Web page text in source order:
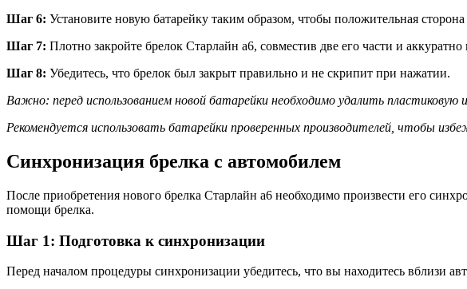
Шаг 6: Установите новую батарейку таким образом, чтобы положительная
Шаг 7: Плотно закройте брелок Старлайн а6, совместив две его части и
Шаг 8: Убедитесь, что брелок был закрыт правильно и не скрипит при нажатии.
Важно: перед использованием новой батарейки необходимо удалить пластиковую
Рекомендуется использовать батарейки проверенных производителей, чтобы
Синхронизация брелка с автомобилем
После приобретения нового брелка Старлайн а6 необходимо произвести его
помощи брелка.
Шаг 1: Подготовка к синхронизации
Перед началом процедуры синхронизации убедитесь, что вы находитесь вблизи